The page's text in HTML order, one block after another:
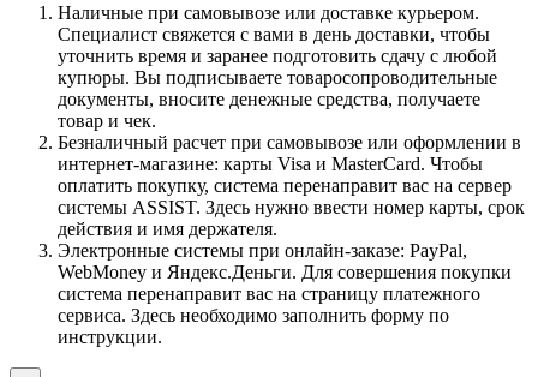
Наличные при самовывозе или доставке курьером.
Специалист свяжется с вами в день доставки, чтобы
уточнить время и заранее подготовить сдачу с любой
купюры. Вы подписываете товаросопроводительные
документы, вносите денежные средства, получаете
товар и чек.
Безналичный расчет при самовывозе или оформлении в
интернет-магазине: карты Visa и MasterCard. Чтобы
оплатить покупку, система перенаправит вас на сервер
системы ASSIST. Здесь нужно ввести номер карты, срок
действия и имя держателя.
Электронные системы при онлайн-заказе: PayPal,
WebMoney и Яндекс.Деньги. Для совершения покупки
система перенаправит вас на страницу платежного
сервиса. Здесь необходимо заполнить форму по
инструкции.